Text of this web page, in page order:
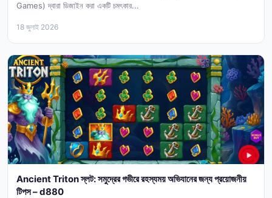
Games) দ্বারা ডিজাইন করা একটি চমৎকার...
18 জুলাই 2026
Ancient Triton স্লট: সমুদ্রের গভীরে রহস্যময় অভিযানের জন্য প্রয়োজনীয়
টিপস – d880